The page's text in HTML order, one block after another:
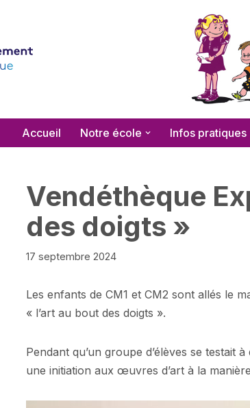
Accueil Notre école Infos pratiques
Vendéthèque
des doigts »
17 septembre 2024
Les enfants de CM1 et CM2 sont allés le
« l’art au bout des doigts ».
Pendant qu’un groupe d’élèves se testait
une initiation aux œuvres d’art à la